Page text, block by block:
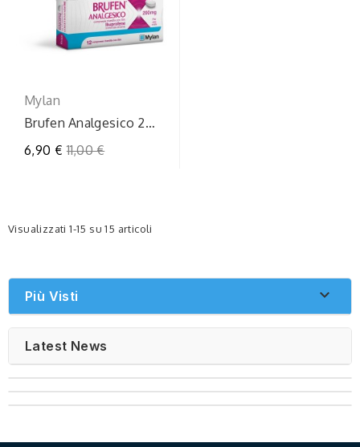
Mylan
Brufen Analgesico 200
Contro Dolori e...
6,90 € Prezzo
11,00 €
Visualizzati 1-15 su 15 articoli
Più Visti 
Latest News